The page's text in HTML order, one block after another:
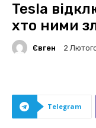
Tesla
хто ними
Євген 2
Telegram